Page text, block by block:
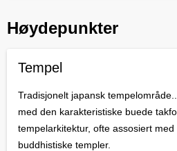
Høydepunkter
Tempel
Tradisjonelt japansk
med den karakteristiske buede
tempelarkitektur, ofte assosiert
buddhistiske templer.